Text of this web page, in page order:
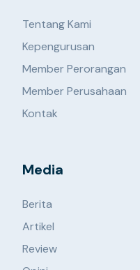
Tentang Kami
Kepengurusan
Member Perorangan
Member Perusahaan
Kontak
Media
Berita
Artikel
Review